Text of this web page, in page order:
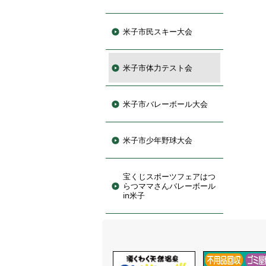
米子市民スキー大会
米子市体力テスト会
米子市バレーボール大会
米子市少年野球大会
宝くじスポーツフェアはつ
らつママさんバレーボール
in米子